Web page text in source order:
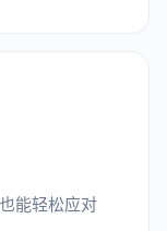
能轻松应对